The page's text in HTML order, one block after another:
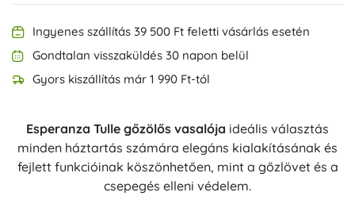
Ingyenes szállítás 39 500 Ft feletti vásárlás esetén
Gondtalan visszaküldés 30 napon belül
Gyors kiszállítás már 1 990 Ft-tól
Esperanza Tulle gőzölős vasalója ideális választás
minden háztartás számára elegáns kialakításának és
fejlett funkcióinak köszönhetően, mint a gőzlövet és a
csepegés elleni védelem.